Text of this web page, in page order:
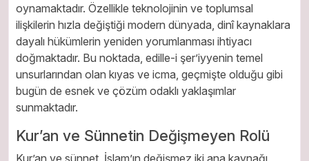
oynamaktadır. Özellikle teknolojinin ve toplumsal
ilişkilerin hızla değiştiği modern dünyada, dinî kaynaklara
dayalı hükümlerin yeniden yorumlanması ihtiyacı
doğmaktadır. Bu noktada, edille-i şer’iyyenin temel
unsurlarından olan kıyas ve icma, geçmişte olduğu gibi
bugün de esnek ve çözüm odaklı yaklaşımlar
sunmaktadır.
Kur’an ve Sünnetin Değişmeyen Rolü
Kur’an ve sünnet, İslam’ın değişmez iki ana kaynağı